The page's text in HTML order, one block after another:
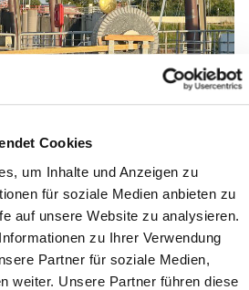
Cookies
um Inhalte und Anzeigen zu
für soziale Medien anbieten zu
auf unsere Website zu analysieren.
zu Ihrer Verwendung
Partner für soziale Medien,
weiter. Unsere Partner führen diese